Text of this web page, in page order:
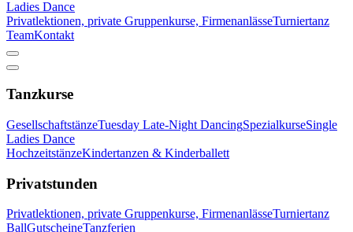
Ladies Dance
Privatlektionen, private Gruppenkurse, FirmenanlässeTurniertanz
TeamKontakt
Tanzkurse
GesellschaftstänzeTuesday Late-Night DancingSpezialkurseSingle
Ladies Dance
HochzeitstänzeKindertanzen & Kinderballett
Privatstunden
Privatlektionen, private Gruppenkurse, FirmenanlässeTurniertanz
BallGutscheineTanzferien